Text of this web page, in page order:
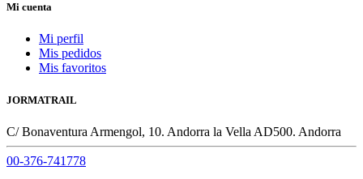
Mi cuenta
Mi perfil
Mis pedidos
Mis favoritos
JORMATRAIL
C/ Bonaventura Armengol, 10. Andorra la Vella AD500. Andorra
00-376-741778